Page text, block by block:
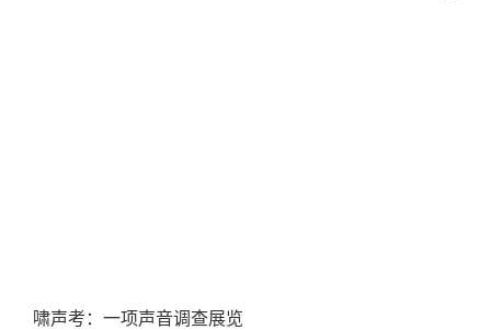
啸声考：一项声音调查展览